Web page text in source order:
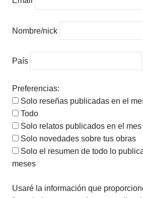
Nombre/nick
País
Preferencias:
Solo reseñas publicadas en el
Todo
Solo relatos publicados en el mes
Solo novedades sobre tus obras
Solo el resumen de todo lo
meses
Usaré la información que